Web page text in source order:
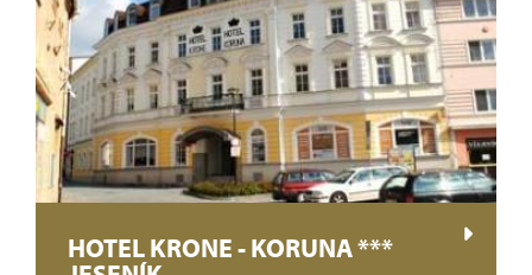
HOTEL KRONE - KORUNA ***